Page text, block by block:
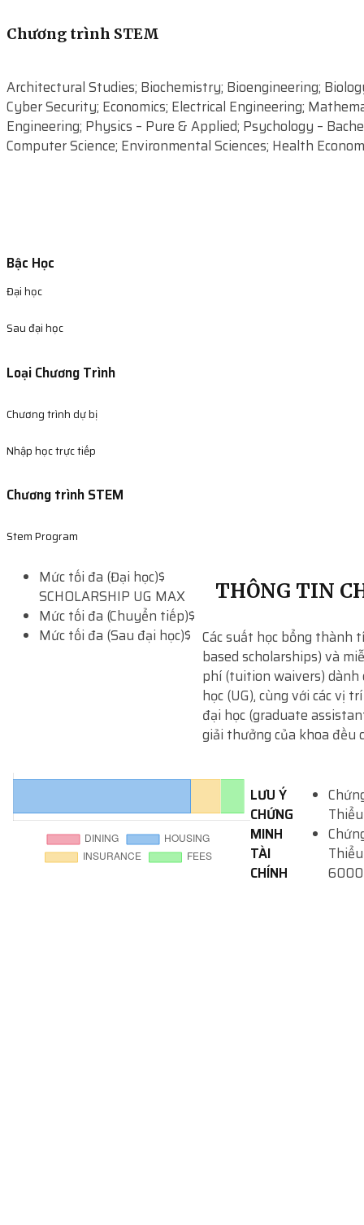
Bậc Học
Đại học
Sau đại học
Loại Chương Trình
Chương trình dự bị
Nhập học trực tiếp
Chương trình STEM
Stem Program
Chương trình STEM
Architectural Studies; Biochemistry; Bioengineering;
Cyber Security; Economics; Electrical Engineering;
Engineering; Physics – Pure & Applied; Psychology –
Computer Science; Environmental Sciences; Health
Mức tối đa (Đại học)$
SCHOLARSHIP UG MAX
Mức tối đa (Chuyển tiếp)$
Mức tối đa (Sau đại học)$
THÔNG TIN
Các suất học bổng thành
based scholarships) và
phí (tuition waivers) dành
học (UG), cùng với các vị
đại học (graduate
giải thưởng của khoa đều
LƯU Ý
CHỨNG
MINH
TÀI
CHÍNH